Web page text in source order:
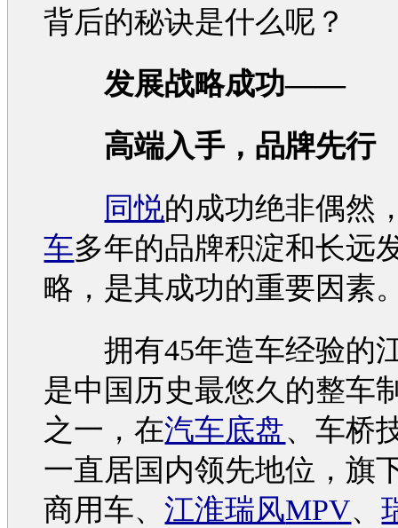
背后的秘诀是什么呢？
发展战略成功——
高端入手，品牌先行
同悦的成功绝非偶然
车多年的品牌积淀和长远
略，是其成功的重要因素
拥有45年造车经验的
是中国历史最悠久的整车
之一，在汽车底盘、车桥
一直居国内领先地位，旗
商用车、江淮瑞风MPV、